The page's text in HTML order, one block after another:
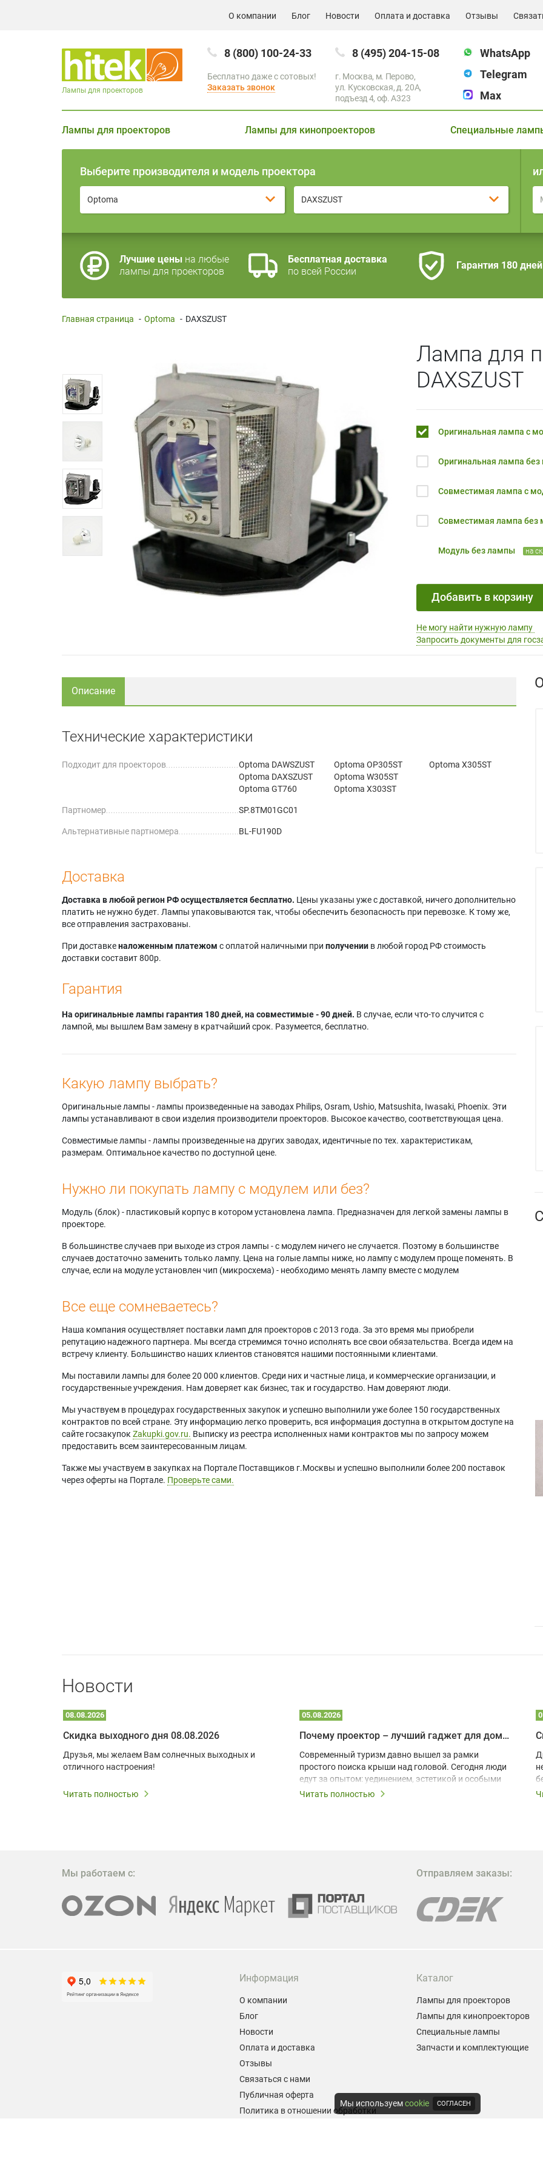
О компании Блог Новости Оплата и доставка Отзывы
8 (800) 100-24-33
Бесплатно даже с сотовых!
Заказать звонок
8 (495) 204-15-08
г. Москва, м. Перово,
ул. Кусковская, д. 20А,
подъезд 4, оф. A323
WhatsApp
Telegram
Max
Лампы для проекторов
Лампы для проекторов Лампы для кинопроекторов Специальные
Выберите производителя и модель проектора
Optoma DAXSZUST
Лучшие цены на любые
лампы для проекторов
Бесплатная доставка
по всей России
Гарантия 180 дней
Главная страница - Optoma - DAXSZUST
Лампа для
DAXSZUST
Оригинальная лампа с
Оригинальная лампа без
Совместимая лампа с
Совместимая лампа без
Модуль без лампы на
Добавить в корзину
Не могу найти нужную лампу
Запросить документы для
Описание
Технические характеристики
Подходит для проекторов
Optoma DAWSZUST
Optoma DAXSZUST
Optoma GT760
Optoma OP305ST
Optoma W305ST
Optoma X303ST
Optoma X305ST
Партномер SP.8TM01GC01
Альтернативные партномера BL-FU190D
Доставка
Доставка в любой регион РФ осуществляется бесплатно. Цены указаны уже с доставкой, ничего дополнительно
платить не нужно будет. Лампы упаковываются так, чтобы обеспечить безопасность при перевозке. К тому же,
все отправления застрахованы.
При доставкеналоженным платежом с оплатой наличными при получении в любой город РФ стоимость
доставки составит 800р.
Гарантия
На оригинальные лампы гарантия 180 дней, на совместимые - 90 дней. В случае, если что-то случится с
лампой, мы вышлем Вам замену в кратчайший срок. Разумеется, бесплатно.
Какую лампу выбрать?
Оригинальные лампы - лампы произведенные на заводах Philips, Osram, Ushio, Matsushita, Iwasaki, Phoenix. Эти
лампы устанавливают в свои изделия производители проекторов. Высокое качество, соответствующая цена.
Совместимые лампы - лампы произведенные на других заводах, идентичные по тех. характеристикам,
размерам. Оптимальное качество по доступной цене.
Нужно ли покупать лампу с модулем или без?
Модуль (блок) - пластиковый корпус в котором установлена лампа. Предназначен для легкой замены лампы в
проекторе.
В большинстве случаев при выходе из строя лампы - с модулем ничего не случается. Поэтому в большинстве
случаев достаточно заменить только лампу. Цена на голые лампы ниже, но лампу с модулем проще поменять. В
случае, если на модуле установлен чип (микросхема) - необходимо менять лампу вместе с модулем
Все еще сомневаетесь?
Наша компания осуществляет поставки ламп для проекторов с 2013 года. За это время мы приобрели
репутацию надежного партнера. Мы всегда стремимся точно исполнять все свои обязательства. Всегда идем на
встречу клиенту. Большинство наших клиентов становятся нашими постоянными клиентами.
Мы поставили лампы для более 20 000 клиентов. Среди них и частные лица, и коммерческие организации, и
государственные учреждения. Нам доверяет как бизнес, так и государство. Нам доверяют люди.
Мы участвуем в процедурах государственных закупок и успешно выполнили уже более 150 государственных
контрактов по всей стране. Эту информацию легко проверить, вся информация доступна в открытом доступе на
сайте госзакупок Zakupki.gov.ru. Выписку из реестра исполненных нами контрактов мы по запросу можем
предоставить всем заинтересованным лицам.
Также мы участвуем в закупках на Портале Поставщиков г.Москвы и успешно выполнили более 200 поставок
через оферты на Портале. Проверьте сами.
Новости
08.08.2026
Скидка выходного дня 08.08.2026
Друзья, мы желаем Вам солнечных выходных и
отличного настроения!
Читать полностью
05.08.2026
Почему проектор – лучший гаджет для домика в глэмпинге
Современный туризм давно вышел за рамки
простого поиска крыши над головой. Сегодня люди
едут за опытом: уединением, эстетикой и особыми
ощущениями. Владельцы A-frame домов,
эффективных и бюджетных способов стать
проектора.
Читать полностью
Мы работаем с: Отправляем заказы:
Информация
О компании
Блог
Новости
Оплата и доставка
Отзывы
Связаться с нами
Публичная оферта
Политика в отношении обработки
Каталог
Лампы для проекторов
Лампы для кинопроекторов
Специальные лампы
Запчасти и комплектующие
Мы используемcookie СОГЛАСЕН